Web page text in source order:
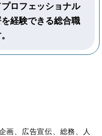
ロフェッショナル
経験できる総合職
画、広告宣伝、総務、人